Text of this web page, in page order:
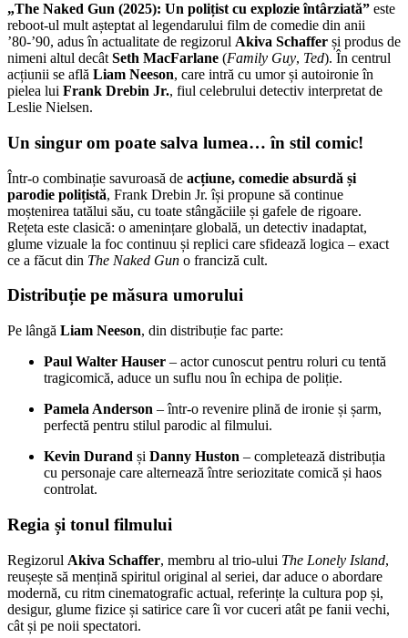
forță
într-
o
comedie
marca
The
Naked
„The Naked Gun (2025): Un polițist cu explozie întârziată” este
reboot-ul mult așteptat al legendarului film de comedie din anii
’80-’90, adus în actualitate de regizorul Akiva Schaffer și produs de
nimeni altul decât Seth MacFarlane (Family Guy, Ted). În centrul
acțiunii se află Liam Neeson, care intră cu umor și autoironie în
pielea lui Frank Drebin Jr., fiul celebrului detectiv interpretat de
Leslie Nielsen.
Un singur om poate salva lumea… în stil comic!
Într-o combinație savuroasă de acțiune, comedie absurdă și
parodie polițistă, Frank Drebin Jr. își propune să continue
moștenirea tatălui său, cu toate stângăciile și gafele de rigoare.
Rețeta este clasică: o amenințare globală, un detectiv inadaptat,
glume vizuale la foc continuu și replici care sfidează logica – exact
ce a făcut din The Naked Gun o franciză cult.
Distribuție pe măsura umorului
Pe lângă Liam Neeson, din distribuție fac parte:
Paul Walter Hauser – actor cunoscut pentru roluri cu tentă
tragicomică, aduce un suflu nou în echipa de poliție.
Pamela Anderson – într-o revenire plină de ironie și șarm,
perfectă pentru stilul parodic al filmului.
Kevin Durand și Danny Huston – completează distribuția
cu personaje care alternează între seriozitate comică și haos
controlat.
Regia și tonul filmului
Regizorul Akiva Schaffer, membru al trio-ului The Lonely Island,
reușește să mențină spiritul original al seriei, dar aduce o abordare
modernă, cu ritm cinematografic actual, referințe la cultura pop și,
desigur, glume fizice și satirice care îi vor cuceri atât pe fanii vechi,
cât și pe noii spectatori.